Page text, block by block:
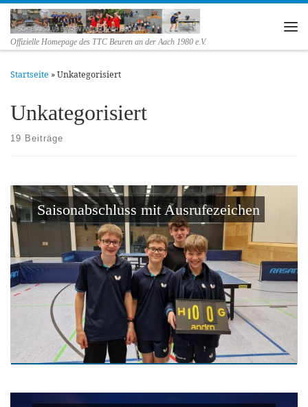
Zum Inhalt springen
Offizielle Homepage des TTC Beuren an der Aach 1980 e.V.
Startseite »Unkategorisiert
Unkategorisiert
19 Beiträge
Saisonabschluss mit Ausrufezeichen